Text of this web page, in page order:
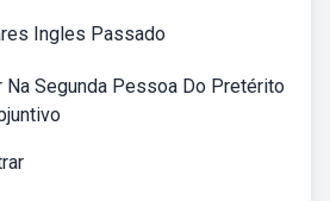
Ingles Passado
Na Segunda Pessoa Do Pretérito